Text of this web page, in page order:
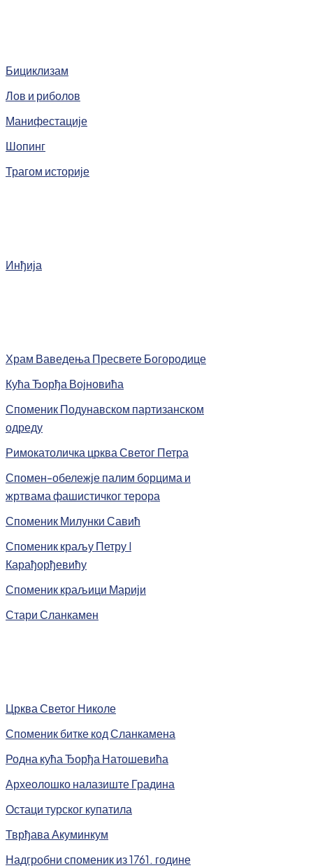
Бициклизам
Лов и риболов
Манифестације
Шопинг
Трагом историје
Инђија
Храм Ваведења Пресвете Богородице
Кућа Ђорђа Војновића
Споменик Подунавском партизанском
одреду
Римокатоличка црква Светог Петра
Спомен-обележје палим борцима и
жртвама фашистичког терора
Споменик Милунки Савић
Споменик краљу Петру I
Карађорђевићу
Споменик краљици Марији
Стари Сланкамен
Црква Светог Николе
Споменик битке код Сланкамена
Родна кућа Ђорђа Натошевића
Археолошко налазиште Градина
Остаци турског купатила
Тврђава Акуминкум
Надгробни споменик из 1761. године